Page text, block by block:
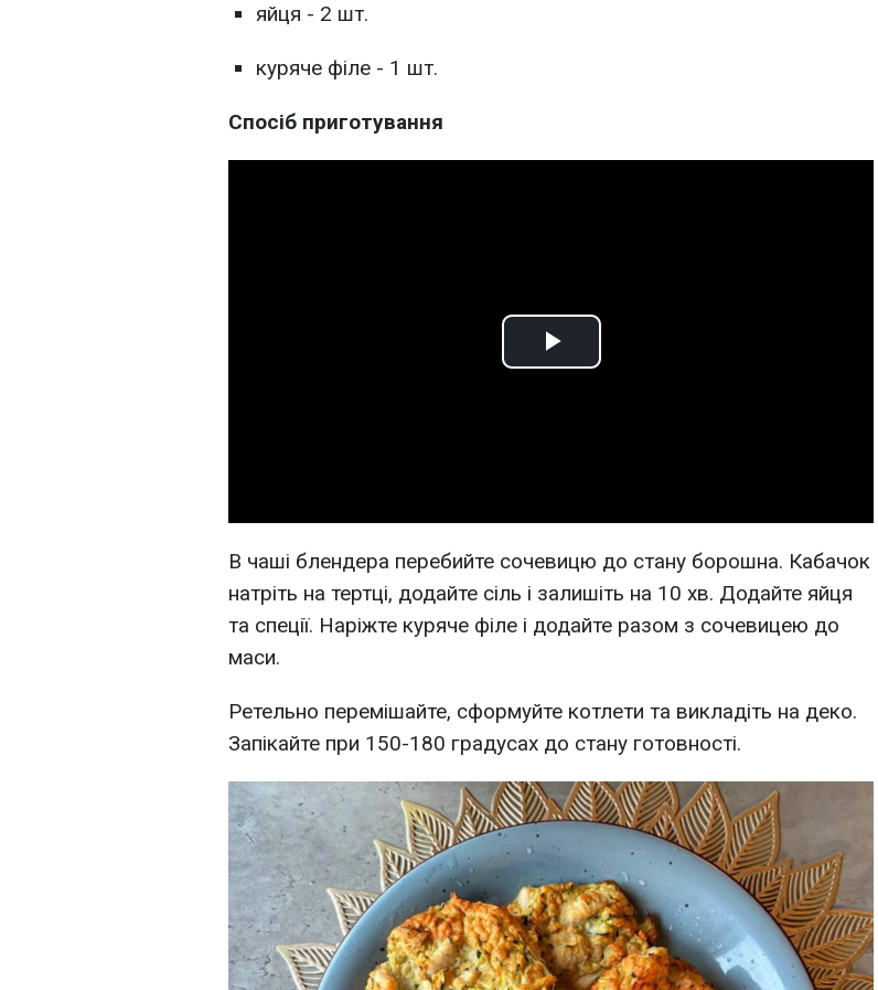
яйця - 2 шт.
куряче філе - 1 шт.
Спосіб приготування
Play
В чаші блендера перебийте сочевицю до стану борошна. Кабачок
натріть на тертці, додайте сіль і залишіть на 10 хв. Додайте яйця
та спеції. Наріжте куряче філе і додайте разом з сочевицею до
маси.
Ретельно перемішайте, сформуйте котлети та викладіть на деко.
Запікайте при 150-180 градусах до стану готовності.